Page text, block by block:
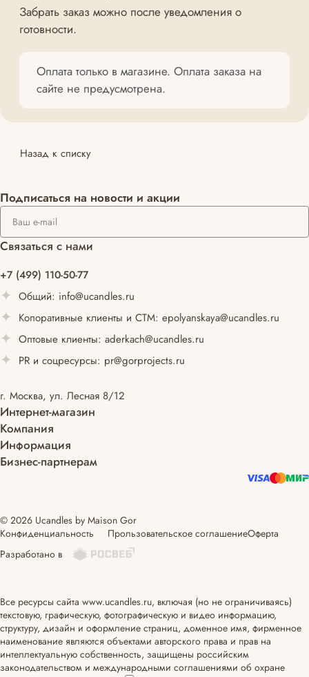
Забрать заказ можно после уведомления о
готовности.
Оплата только в магазине. Оплата заказа на
сайте не предусмотрена.
Назад к списку
Подписаться на новости и акции
Связаться с нами
+7 (499) 110-50-77
Общий: info@ucandles.ru
Копоративные клиенты и СТМ: epolyanskaya@ucandles.ru
Оптовые клиенты: aderkach@ucandles.ru
PR и соцресурсы: pr@gorprojects.ru
г. Москва, ул. Лесная 8/12
Интернет-магазин
Компания
Информация
Бизнес-партнерам
© 2026 Ucandles by Maison Gor
Конфиденциальность
Прользовательское соглашениеОферта
Разработано в
Все ресурсы сайта www.ucandles.ru, включая (но не ограничиваясь)
текстовую, графическую, фотографическую и видео информацию,
структуру, дизайн и оформление страниц, доменное имя, фирменное
наименование являются объектами авторского права и прав на
интеллектуальную собственность, защищены российским
законодательством и международными соглашениями об охране